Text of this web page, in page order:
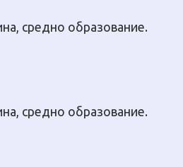
средно образование.
средно образование.